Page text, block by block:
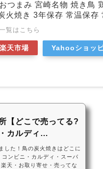
つまみ 宮崎名物 焼き鳥
火焼き 3年保存 常温保存
覧はこちら
楽天市場 Yahooショッ
【どこで売ってる?
カルディ…
した！鳥の炭火焼きはどこに
ンビニ・カルディ・スーパ
天・お取り寄せ・売ってな